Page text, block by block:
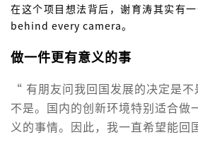
在这个项目想法背后，谢育涛其实有
behind every camera。
做一件更有意义的事
“ 有朋友问我回国发展的决定是
不是。国内的创新环境特别适合做
义的事情。因此，我一直希望能回